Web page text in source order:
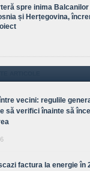
spre inima Balcanilor
și Herțegovina,
vecini: regulile
să verifici înainte să
factura la energie în